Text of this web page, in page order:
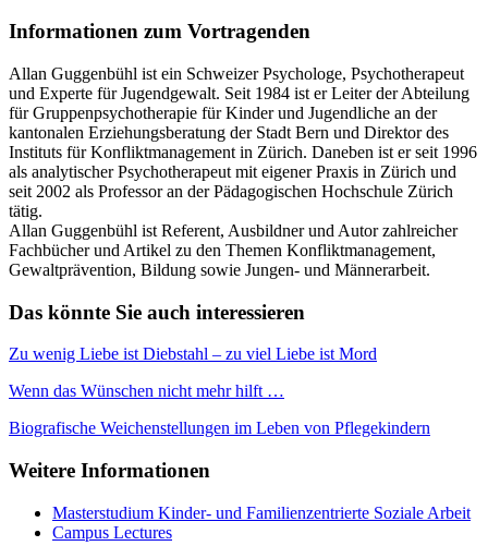
Informationen zum Vortragenden
Allan Guggenbühl ist ein Schweizer Psychologe, Psychotherapeut
und Experte für Jugendgewalt. Seit 1984 ist er Leiter der Abteilung
für Gruppenpsychotherapie für Kinder und Jugendliche an der
kantonalen Erziehungsberatung der Stadt Bern und Direktor des
Instituts für Konfliktmanagement in Zürich. Daneben ist er seit 1996
als analytischer Psychotherapeut mit eigener Praxis in Zürich und
seit 2002 als Professor an der Pädagogischen Hochschule Zürich
tätig.
Allan Guggenbühl ist Referent, Ausbildner und Autor zahlreicher
Fachbücher und Artikel zu den Themen Konfliktmanagement,
Gewaltprävention, Bildung sowie Jungen- und Männerarbeit.
Das könnte Sie auch interessieren
Zu wenig Liebe ist Diebstahl – zu viel Liebe ist Mord
Wenn das Wünschen nicht mehr hilft …
Biografische Weichenstellungen im Leben von Pflegekindern
Weitere Informationen
Masterstudium Kinder- und Familienzentrierte Soziale Arbeit
Campus Lectures